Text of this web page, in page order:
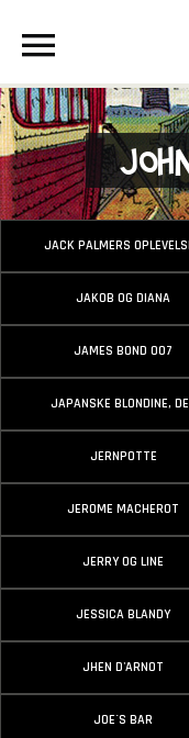
JACK PALMERS
JAKOB OG DIANA
JAMES BOND 007
JAPANSKE BLONDINE,
JERNPOTTE
JEROME MACHEROT
JERRY OG LINE
JESSICA BLANDY
JHEN D'ARNOT
JOE´S BAR